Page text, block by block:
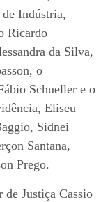
Indústria,
Ricardo
da Silva,
o
Schueller e o
Eliseu
Sidnei
Santana,
Prego.
de Justiça Cassio